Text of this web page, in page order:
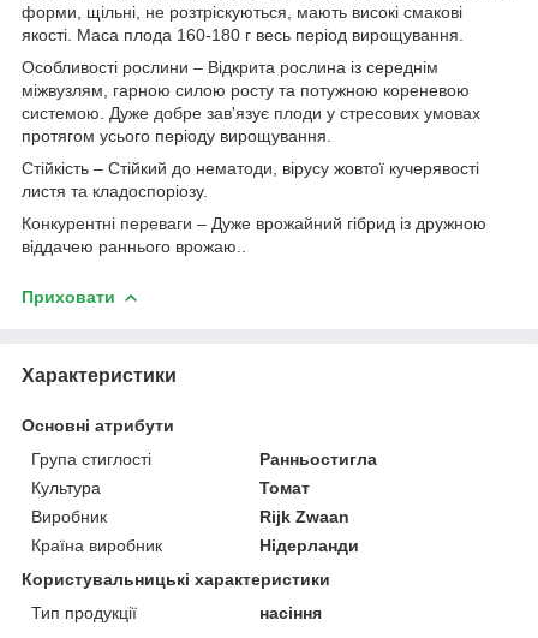
форми, щільні, не розтріскуються, мають високі смакові
якості. Маса плода 160-180 г весь період вирощування.
Особливості рослини – Відкрита рослина із середнім
міжвузлям, гарною силою росту та потужною кореневою
системою. Дуже добре зав'язує плоди у стресових умовах
протягом усього періоду вирощування.
Стійкість – Стійкий до нематоди, вірусу жовтої кучерявості
листя та кладоспоріозу.
Конкурентні переваги – Дуже врожайний гібрид із дружною
віддачею раннього врожаю..
Приховати
Характеристики
Основні атрибути
Група стиглості
Ранньостигла
Культура
Томат
Виробник
Rijk Zwaan
Країна виробник
Нідерланди
Користувальницькі характеристики
Тип продукції
насіння